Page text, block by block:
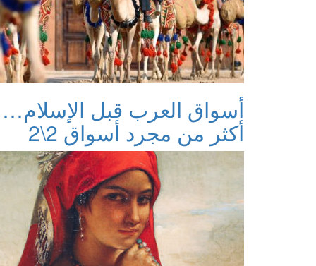
أسواق العرب قبل الإسلام…
أكثر من مجرد أسواق 2\2